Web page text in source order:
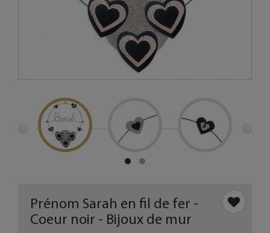
Prénom Sarah en fil de fer -
Coeur noir - Bijoux de mur